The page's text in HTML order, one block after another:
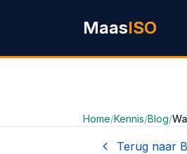
MaasISO
Home/Kennis/Blog/
Terug naar